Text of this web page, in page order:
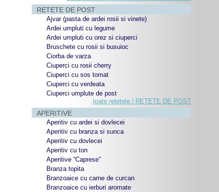
RETETE DE POST
Ajvar (pasta de ardei rosii si vinete)
Ardei umpluti cu legume
Ardei umpluti cu orez si ciuperci
Bruschete cu rosii si busuioc
Ciorba de varza
Ciuperci cu rosii cherry
Ciuperci cu sos tomat
Ciuperci cu verdeata
Ciuperci umplute de post
toate retetele | RETETE DE POST
APERITIVE
Aperitiv cu ardei si dovlecei
Aperitiv cu branza si sunca
Aperitiv cu dovlecei
Aperitiv cu ton
Aperitive “Caprese”
Branza topita
Branzoaice cu carne de curcan
Branzoaice cu ierburi aromate